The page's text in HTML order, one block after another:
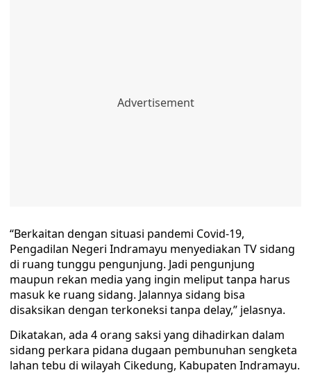
“Berkaitan dengan situasi pandemi Covid-19,
Pengadilan Negeri Indramayu menyediakan TV sidang
di ruang tunggu pengunjung. Jadi pengunjung
maupun rekan media yang ingin meliput tanpa harus
masuk ke ruang sidang. Jalannya sidang bisa
disaksikan dengan terkoneksi tanpa delay,” jelasnya.
Dikatakan, ada 4 orang saksi yang dihadirkan dalam
sidang perkara pidana dugaan pembunuhan sengketa
lahan tebu di wilayah Cikedung, Kabupaten Indramayu.